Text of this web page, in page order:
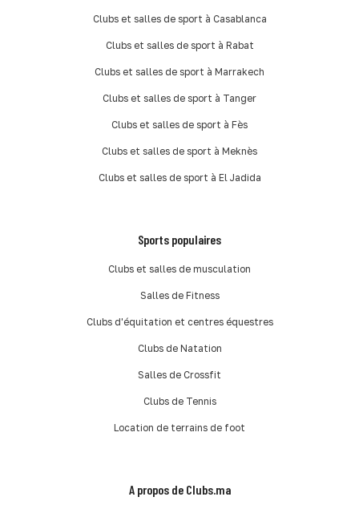
Clubs et salles de sport à Casablanca
Clubs et salles de sport à Rabat
Clubs et salles de sport à Marrakech
Clubs et salles de sport à Tanger
Clubs et salles de sport à Fès
Clubs et salles de sport à Meknès
Clubs et salles de sport à El Jadida
Sports populaires
Clubs et salles de musculation
Salles de Fitness
Clubs d'équitation et centres équestres
Clubs de Natation
Salles de Crossfit
Clubs de Tennis
Location de terrains de foot
A propos de Clubs.ma